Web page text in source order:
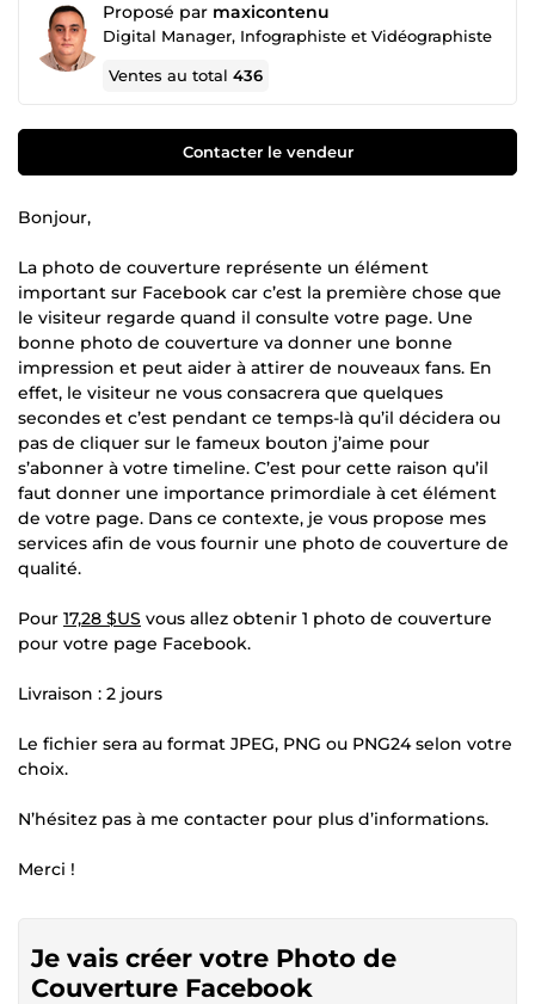
Proposé par maxicontenu
Digital Manager, Infographiste et Vidéographiste
Ventes au total436
Contacter le vendeur
Bonjour,
La photo de couverture représente un élément
important sur Facebook car c’est la première chose que
le visiteur regarde quand il consulte votre page. Une
bonne photo de couverture va donner une bonne
impression et peut aider à attirer de nouveaux fans. En
effet, le visiteur ne vous consacrera que quelques
secondes et c’est pendant ce temps-là qu’il décidera ou
pas de cliquer sur le fameux bouton j’aime pour
s’abonner à votre timeline. C’est pour cette raison qu’il
faut donner une importance primordiale à cet élément
de votre page. Dans ce contexte, je vous propose mes
services afin de vous fournir une photo de couverture de
qualité.
Pour 17,28 $US vous allez obtenir 1 photo de couverture
pour votre page Facebook.
Livraison : 2 jours
Le fichier sera au format JPEG, PNG ou PNG24 selon votre
choix.
N’hésitez pas à me contacter pour plus d’informations.
Merci !
Je vais créer votre Photo de
Couverture Facebook